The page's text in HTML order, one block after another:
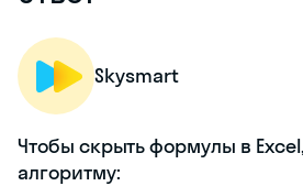
Skysmart
Чтобы скрыть формулы в
алгоритму: